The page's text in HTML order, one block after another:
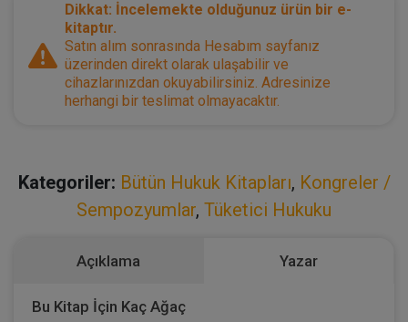
Dikkat: İncelemekte olduğunuz ürün bir e-
kitaptır.
Satın alım sonrasında Hesabım sayfanız
üzerinden direkt olarak ulaşabilir ve
cihazlarınızdan okuyabilirsiniz. Adresinize
herhangi bir teslimat olmayacaktır.
Kategoriler: Bütün Hukuk Kitapları, Kongreler /
Sempozyumlar, Tüketici Hukuku
Açıklama Yazar
Bu Kitap İçin Kaç Ağaç